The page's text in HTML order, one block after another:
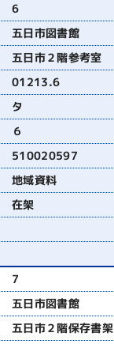
6
五日市図書館
五日市２階参考室
01213.6
タ
６
510020597
地域資料
在架
7
五日市図書館
五日市２階保存書架